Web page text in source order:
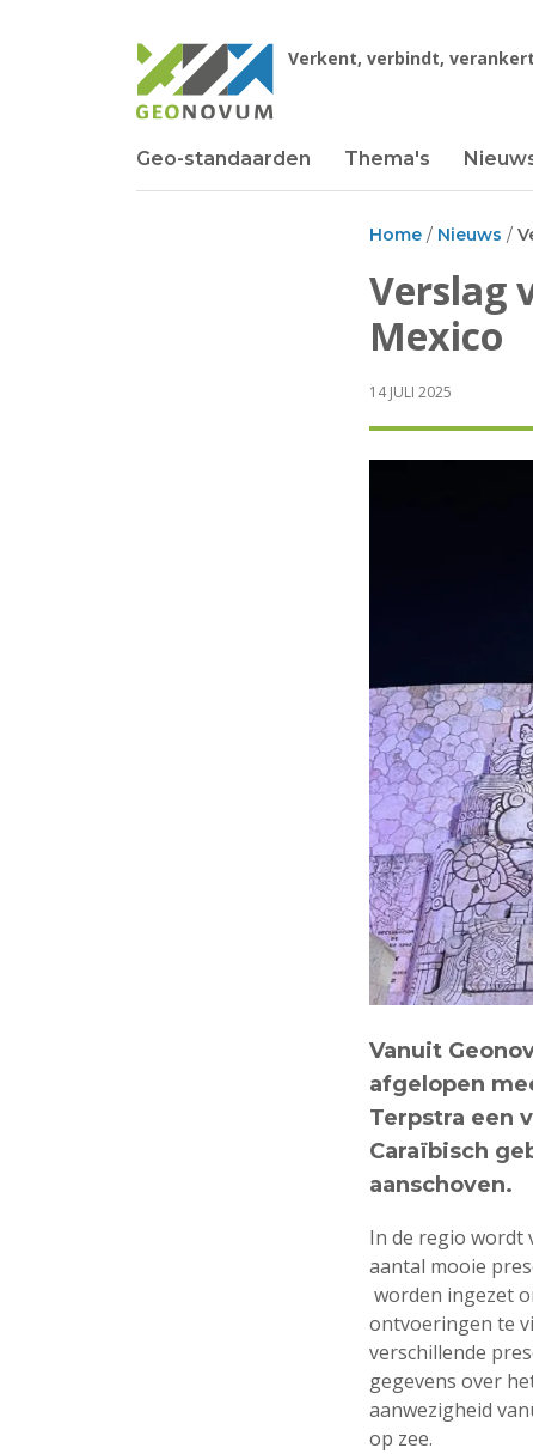
Verkent, verbindt, verankert
Geo-standaarden Thema's
Home Nieuws
Verslag
Mexico
14 JULI 2025
Vanuit
afgelopen
Terpstra een
Caraïbisch
aanschoven.
In de regio wordt
aantal mooie
worden ingezet
ontvoeringen te
verschillende
gegevens over
aanwezigheid
op zee.